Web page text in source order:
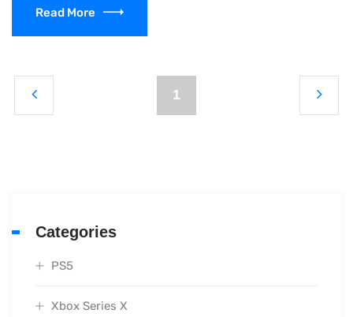
Read More
1
Categories
PS5
Xbox Series X